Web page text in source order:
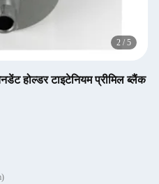
2 / 5
होल्डर टाइटेनियम प्रीमिल ब्लैंक